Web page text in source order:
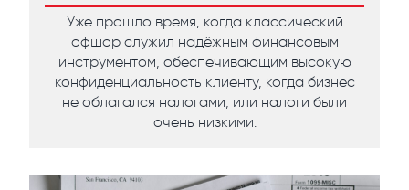
Уже прошло время, когда классический
офшор служил надёжным финансовым
инструментом, обеспечивающим высокую
конфиденциальность клиенту, когда бизнес
не облагался налогами, или налоги были
очень низкими.